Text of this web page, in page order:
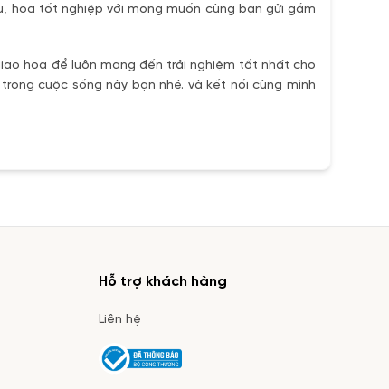
hoa tốt nghiệp với mong muốn cùng bạn gửi gắm
hoa để luôn mang đến trải nghiệm tốt nhất cho
cuộc sống này bạn nhé. và kết nối cùng mình
Hỗ trợ khách hàng
Liên hệ